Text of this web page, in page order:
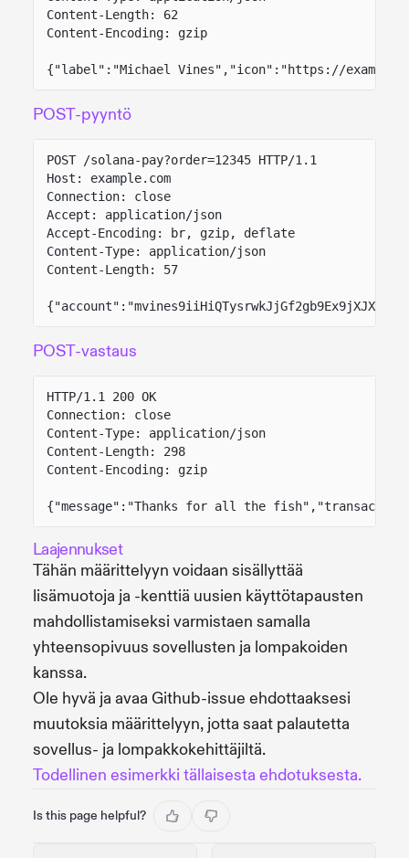
Content-Length: 62
Content-Encoding: gzip
{"label":"Michael Vines","icon":"https://
POST-pyyntö
POST /solana-pay?order=12345 HTTP/1.1
Host: example.com
Connection: close
Accept: application/json
Accept-Encoding: br, gzip, deflate
Content-Type: application/json
Content-Length: 57
POST-vastaus
HTTP/1.1 200 OK
Connection: close
Content-Type: application/json
Content-Length: 298
Content-Encoding: gzip
{"message":"Thanks for all the
Laajennukset
Tähän määrittelyyn voidaan sisällyttää
lisämuotoja ja -kenttiä uusien käyttötapausten
mahdollistamiseksi varmistaen samalla
yhteensopivuus sovellusten ja lompakoiden
kanssa.
Ole hyvä ja avaa Github-issue ehdottaaksesi
muutoksia määrittelyyn, jotta saat palautetta
sovellus- ja lompakkokehittäjiltä.
Todellinen esimerkki tällaisesta ehdotuksesta.
Is this page helpful?